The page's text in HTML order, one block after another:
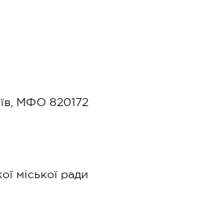
МФО 820172
міської ради